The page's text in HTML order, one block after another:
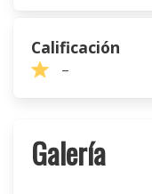
Calificación
–
Galería